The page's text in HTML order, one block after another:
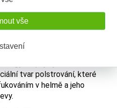
vše
je vyrobeno z mikrovláken
tvar polstrování, které
v helmě a jeho